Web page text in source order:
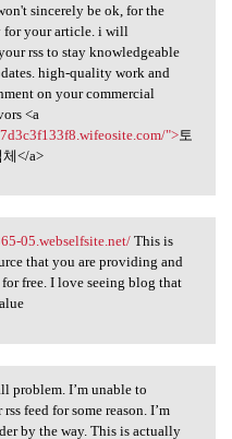
sincerely be ok, for the
your article. i will
rss to stay knowledgeable
high-quality work and
on your commercial
<a
">토
</a>
05
05.webselfsite.net/This is
that you are providing and
free. I love seeing blog that
problem. I
problem. I’m unable to
feed for some reason. I’m
by the way. This is actually